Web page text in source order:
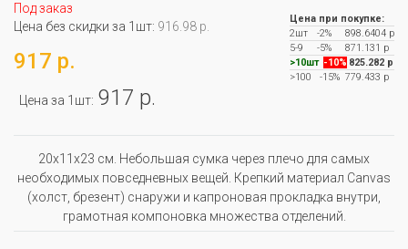
Под заказ
Цена без скидки за 1шт: 916.98 р.
917 р.
Цена за 1шт: 917 р.
Цена при покупке:
2шт
-2%
898.6404 р
5-9
-5%
871.131 р
>10шт -10% 825.282 р
>100
-15% 779.433 р
20x11x23 см. Небольшая сумка через плечо для самых
необходимых повседневных вещей. Крепкий материал Canvas
(холст, брезент) снаружи и капроновая прокладка внутри,
грамотная компоновка множества отделений.